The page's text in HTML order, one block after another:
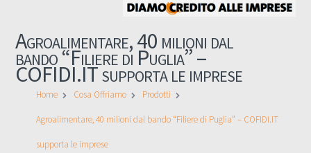
Agroalimentare, 40 milioni dal
bando “Filiere di Puglia” –
COFIDI.IT supporta le imprese
Home Cosa Offriamo Prodotti
Agroalimentare, 40 milioni dal bando “Filiere di Puglia” – COFIDI.IT
supporta le imprese